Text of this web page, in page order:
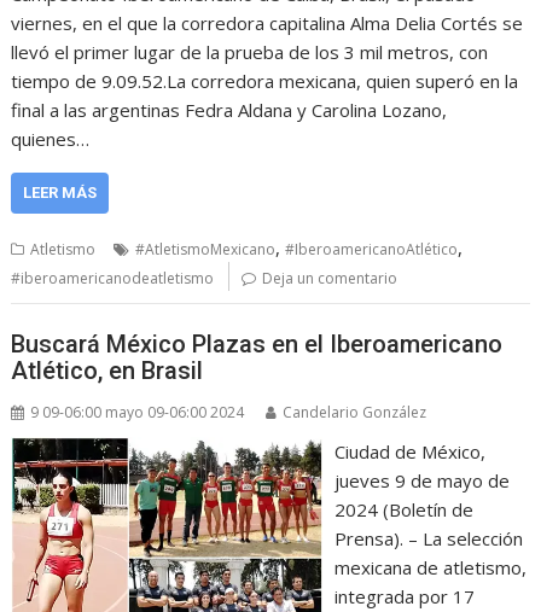
viernes, en el que la corredora capitalina Alma Delia Cortés se
llevó el primer lugar de la prueba de los 3 mil metros, con
tiempo de 9.09.52.La corredora mexicana, quien superó en la
final a las argentinas Fedra Aldana y Carolina Lozano,
quienes…
LEER MÁS
Atletismo #AtletismoMexicano,#IberoamericanoAtlético,
#iberoamericanodeatletismo Deja un comentario
Buscará México Plazas en el Iberoamericano
Atlético, en Brasil
9 09-06:00 mayo 09-06:00 2024 Candelario González
Ciudad de México,
jueves 9 de mayo de
2024 (Boletín de
Prensa). – La selección
mexicana de atletismo,
integrada por 17